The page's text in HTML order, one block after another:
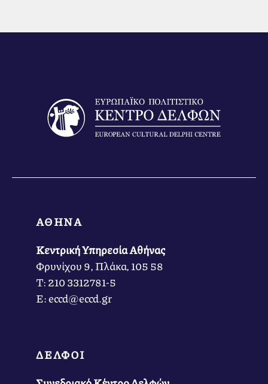
ΑΘΗΝΑ
Κεντρική Υπηρεσία Αθήνας
Φρυνίχου 9, Πλάκα, 105 58
Τ: 210 3312781-5
Ε: eccd@eccd.gr
ΔΕΛΦΟΙ